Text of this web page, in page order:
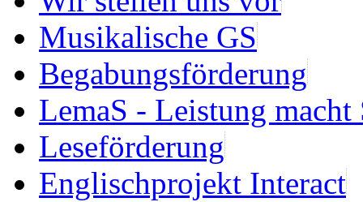
Musikalische GS
Begabungsförderung
LemaS - Leistung macht
Leseförderung
Englischprojekt Interact